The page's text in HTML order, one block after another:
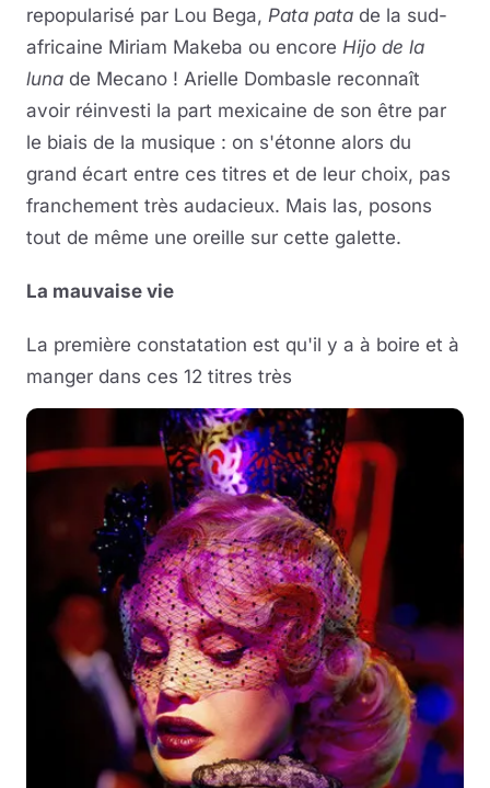
repopularisé par Lou Bega, Pata pata de la sud-
africaine Miriam Makeba ou encore Hijo de la
luna de Mecano ! Arielle Dombasle reconnaît
avoir réinvesti la part mexicaine de son être par
le biais de la musique : on s'étonne alors du
grand écart entre ces titres et de leur choix, pas
franchement très audacieux. Mais las, posons
tout de même une oreille sur cette galette.
La mauvaise vie
La première constatation est qu'il y a à boire et à
manger dans ces 12 titres très